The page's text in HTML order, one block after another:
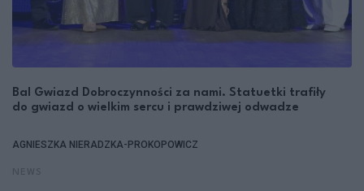
Bal Gwiazd Dobroczynności za nami. Statuetki trafiły
do gwiazd o wielkim sercu i prawdziwej odwadze
AGNIESZKA NIERADZKA-PROKOPOWICZ